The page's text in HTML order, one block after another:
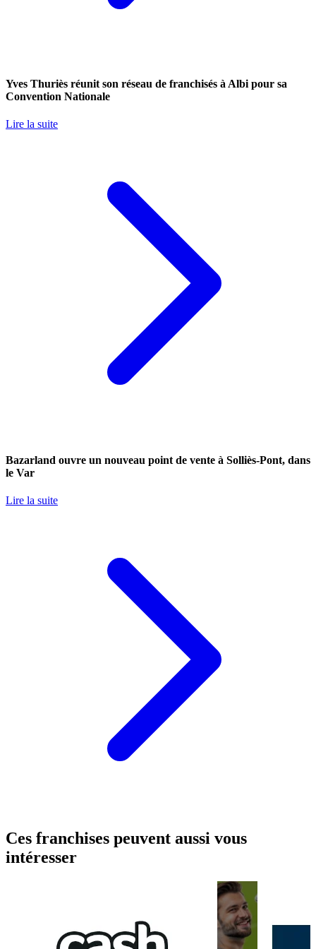
Yves Thuriès réunit son réseau de franchisés à Albi pour sa
Convention Nationale
Lire la suite
Bazarland ouvre un nouveau point de vente à Solliès-Pont, dans
le Var
Lire la suite
Ces franchises peuvent aussi vous
intéresser